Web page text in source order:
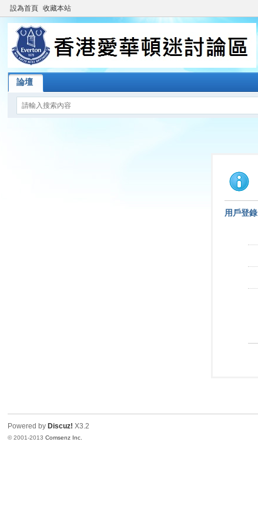
設為首頁 收藏本站
論壇
用戶登錄
Powered by Discuz! X3.2
© 2001-2013Comsenz Inc.